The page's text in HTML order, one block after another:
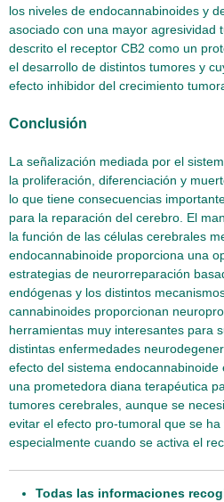
los niveles de endocannabinoides y
asociado con una mayor agresividad
descrito el receptor CB2 como un
el desarrollo de distintos tumores y
efecto inhibidor del crecimiento
Conclusión
La señalización mediada por el
la proliferación, diferenciación y
lo que tiene consecuencias
para la reparación del cerebro. El
la función de las células cerebrales
endocannabinoide proporciona una
estrategias de neurorreparación
endógenas y los distintos
cannabinoides proporcionan
herramientas muy interesantes para
distintas enfermedades
efecto del sistema
una prometedora diana terapéutica
tumores cerebrales, aunque se
evitar el efecto pro-tumoral que se ha
especialmente cuando se activa el
Todas las informaciones